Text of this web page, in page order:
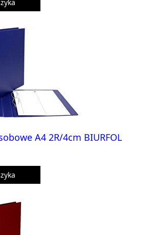
A4 2R/4cm BIURFOL